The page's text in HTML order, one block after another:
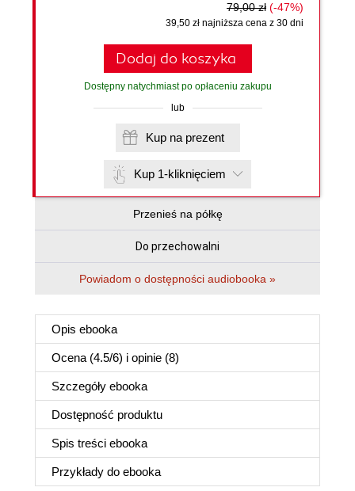
79,00 zł (-47%)
39,50 zł najniższa cena z 30 dni
Dodaj do koszyka
Dostępny natychmiast po opłaceniu zakupu
lub
Kup na prezent
Kup 1-kliknięciem
Przenieś na półkę
Do przechowalni
Powiadom o dostępności audiobooka »
Opis ebooka
Ocena (4.5/6) i opinie (8)
Szczegóły ebooka
Dostępność produktu
Spis treści ebooka
Przykłady do ebooka